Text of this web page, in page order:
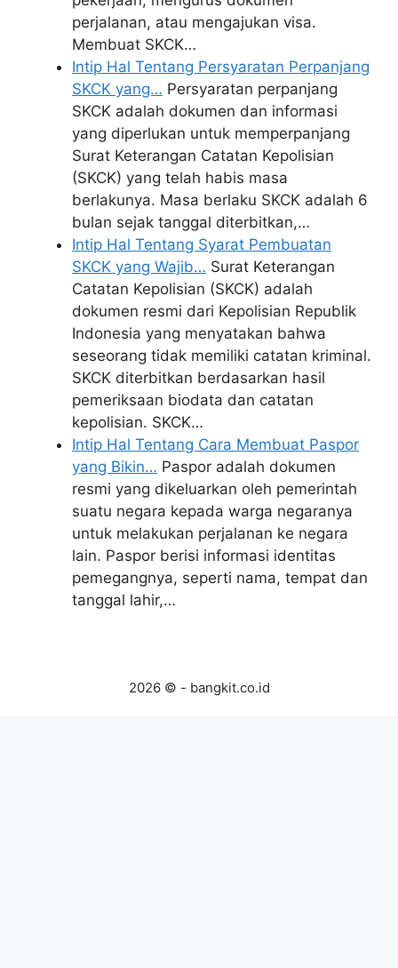
perjalanan, atau mengajukan visa.
Membuat SKCK…
Intip Hal Tentang Persyaratan Perpanjang
SKCK yang… Persyaratan perpanjang
SKCK adalah dokumen dan informasi
yang diperlukan untuk memperpanjang
Surat Keterangan Catatan Kepolisian
(SKCK) yang telah habis masa
berlakunya. Masa berlaku SKCK adalah 6
bulan sejak tanggal diterbitkan,…
Intip Hal Tentang Syarat Pembuatan
SKCK yang Wajib… Surat Keterangan
Catatan Kepolisian (SKCK) adalah
dokumen resmi dari Kepolisian Republik
Indonesia yang menyatakan bahwa
seseorang tidak memiliki catatan kriminal.
SKCK diterbitkan berdasarkan hasil
pemeriksaan biodata dan catatan
kepolisian. SKCK…
Intip Hal Tentang Cara Membuat Paspor
yang Bikin… Paspor adalah dokumen
resmi yang dikeluarkan oleh pemerintah
suatu negara kepada warga negaranya
untuk melakukan perjalanan ke negara
lain. Paspor berisi informasi identitas
pemegangnya, seperti nama, tempat dan
tanggal lahir,…
2026 © - bangkit.co.id